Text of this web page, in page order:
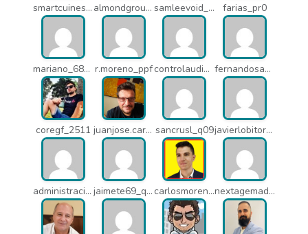
smartcuines_1378 almondgroup1984_pjc samleevoid_n58 farias_pr0
mariano_6807 r.moreno_ppf controlaudiovisual_1875 fernandosanche_q11
coregf_2511 juanjose.carmona_182 sancrusl_q09 javierlobitort_pz2
administracion_q24 jaimete69_q26 carlosmorenogil_16533 nextagemadrid_lpj